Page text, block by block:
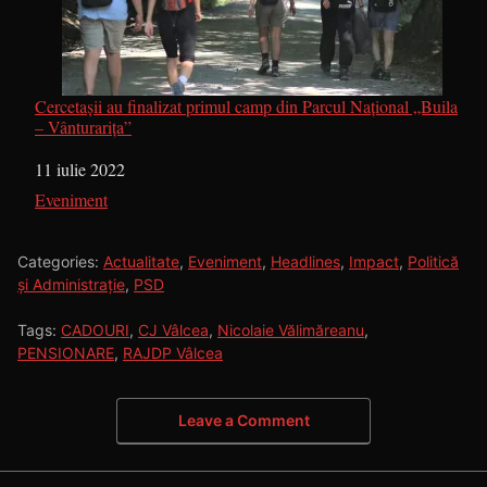
Cercetașii au finalizat primul camp din Parcul Național „Buila
– Vânturarița”
Dată
11 iulie 2022
În legătură cu
Eveniment
Categories: Actualitate, Eveniment, Headlines, Impact, Politică
și Administrație, PSD
Tags: CADOURI, CJ Vâlcea, Nicolaie Vălimăreanu,
PENSIONARE, RAJDP Vâlcea
Leave a Comment